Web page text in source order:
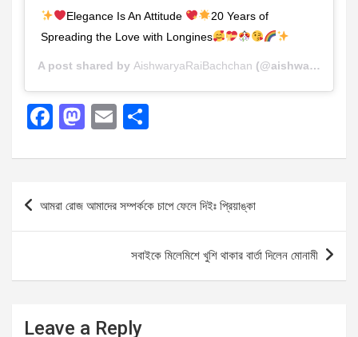
Elegance Is An Attitude
20 Years of
Spreading the Love with Longines
A post shared by AishwaryaRaiBachchan (@aishwaryaraibachchan_arb) on
F
ce
o
M
st
d
E
ail ar
Post
আমরা রোজ আমাদের সম্পর্ককে চাপে ফেলে দিইঃ প্রিয়াঙ্কা
সবাইকে মিলেমিশে খুশি থাকার বার্তা দিলেন মোনামী
Leave a Reply